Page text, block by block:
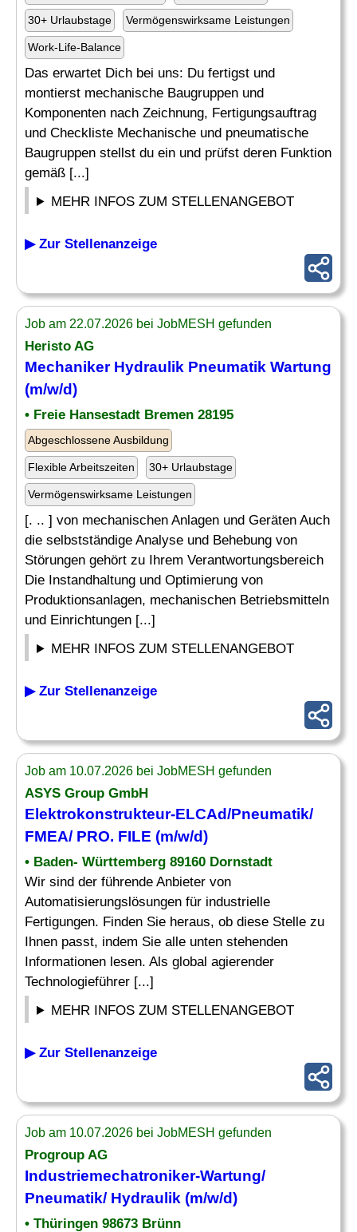
30+ Urlaubstage Vermögenswirksame Leistungen
Work-Life-Balance
Das erwartet Dich bei uns: Du fertigst und
montierst mechanische Baugruppen und
Komponenten nach Zeichnung, Fertigungsauftrag
und Checkliste Mechanische und pneumatische
Baugruppen stellst du ein und prüfst deren Funktion
gemäß [...]
MEHR INFOS ZUM STELLENANGEBOT
▶ Zur Stellenanzeige
Job am 22.07.2026 bei JobMESH gefunden
Heristo AG
Mechaniker Hydraulik Pneumatik Wartung
(m/w/d)
• Freie Hansestadt Bremen 28195
Abgeschlossene Ausbildung
Flexible Arbeitszeiten 30+ Urlaubstage
Vermögenswirksame Leistungen
[. .. ] von mechanischen Anlagen und Geräten Auch
die selbstständige Analyse und Behebung von
Störungen gehört zu Ihrem Verantwortungsbereich
Die Instandhaltung und Optimierung von
Produktionsanlagen, mechanischen Betriebsmitteln
und Einrichtungen [...]
MEHR INFOS ZUM STELLENANGEBOT
▶ Zur Stellenanzeige
Job am 10.07.2026 bei JobMESH gefunden
ASYS Group GmbH
Elektrokonstrukteur-ELCAd/Pneumatik/
FMEA/ PRO. FILE (m/w/d)
• Baden- Württemberg 89160 Dornstadt
Wir sind der führende Anbieter von
Automatisierungslösungen für industrielle
Fertigungen. Finden Sie heraus, ob diese Stelle zu
Ihnen passt, indem Sie alle unten stehenden
Informationen lesen. Als global agierender
Technologieführer [...]
MEHR INFOS ZUM STELLENANGEBOT
▶ Zur Stellenanzeige
Job am 10.07.2026 bei JobMESH gefunden
Progroup AG
Industriemechatroniker-Wartung/
Pneumatik/ Hydraulik (m/w/d)
• Thüringen 98673 Brünn